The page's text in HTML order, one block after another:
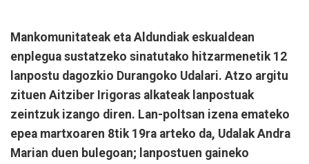
Mankomunitateak eta Aldundiak eskualdean
enplegua sustatzeko sinatutako hitzarmenetik 12
lanpostu dagozkio Durangoko Udalari. Atzo argitu
zituen Aitziber Irigoras alkateak lanpostuak
zeintzuk izango diren. Lan-poltsan izena emateko
epea martxoaren 8tik 19ra arteko da, Udalak Andra
Marian duen bulegoan; lanpostuen gaineko